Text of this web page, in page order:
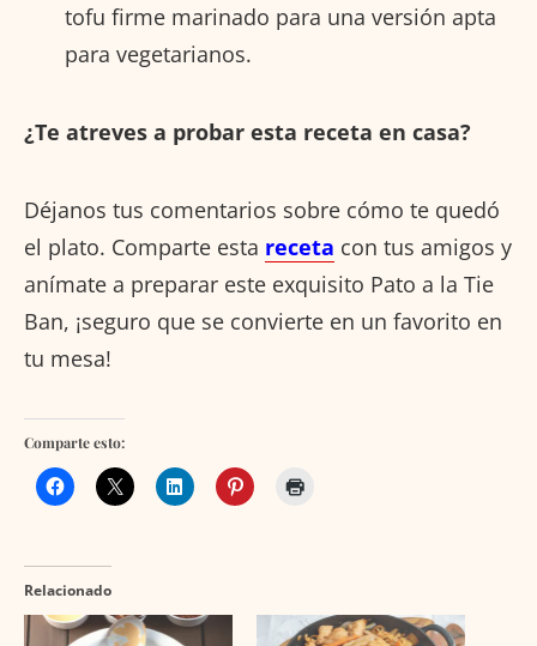
tofu firme marinado para una versión apta
para vegetarianos.
¿Te atreves a probar esta receta en casa?
Déjanos tus comentarios sobre cómo te quedó
el plato. Comparte esta receta con tus amigos y
anímate a preparar este exquisito Pato a la Tie
Ban, ¡seguro que se convierte en un favorito en
tu mesa!
Comparte esto:
Relacionado